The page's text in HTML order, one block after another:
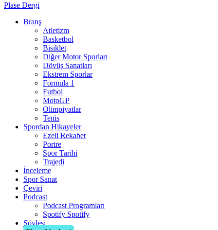
Plase Dergi
Branş
Atletizm
Basketbol
Bisiklet
Diğer Motor Sporları
Dövüş Sanatları
Ekstrem Sporlar
Formula 1
Futbol
MotoGP
Olimpiyatlar
Tenis
Spordan Hikayeler
Ezeli Rekabet
Portre
Spor Tarihi
Trajedi
İnceleme
Spor Sanat
Çeviri
Podcast
Podcast Programları
Spotify Spotify
Söyleşi